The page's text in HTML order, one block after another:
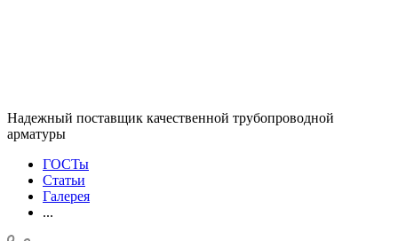
Надежный поставщик качественной трубопроводной
арматуры
ГОСТы
Статьи
Галерея
...